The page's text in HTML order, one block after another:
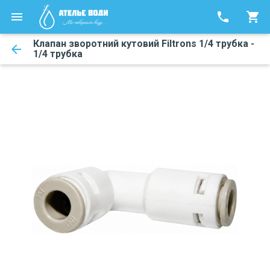
phone shopping_cart
Клапан зворотний кутовий Filtrons 1/4 трубка -
1/4 трубка
arrow_back